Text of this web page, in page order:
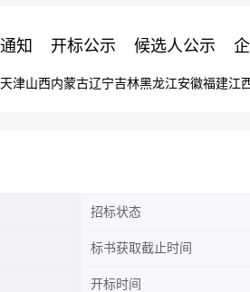
知 开标公示 候选人公示
天津山西内蒙古辽宁吉林黑龙江安徽福建江
招标状态
标书获取截止时间
开标时间